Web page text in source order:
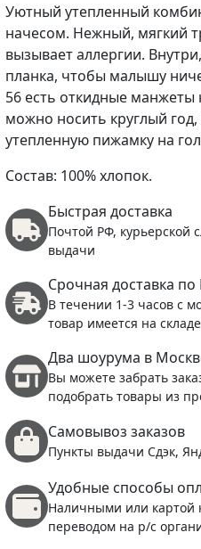
Уютный утепленный
начесом. Нежный, мягкий
вызывает аллергии.
планка, чтобы малышу
56 есть откидные манжеты
можно носить круглый
утепленную пижамку на
Состав: 100% хлопок.
Быстрая доставка
Почтой РФ, курьерской
выдачи
Срочная доставка
В течении 1-3 часов с
товар имеется на складе
Два шоурума в
Вы можете забрать
подобрать товары из
Самовывоз заказов
Пункты выдачи Сдэк,
Удобные способы
Наличными или картой
переводом на р/с